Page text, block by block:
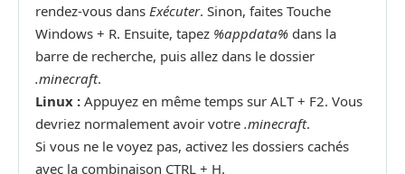
rendez-vous dans Exécuter. Sinon, faites Touche
Windows + R. Ensuite, tapez %appdata% dans la
barre de recherche, puis allez dans le dossier
.minecraft.
Linux : Appuyez en même temps sur ALT + F2. Vous
devriez normalement avoir votre .minecraft.
Si vous ne le voyez pas, activez les dossiers cachés
avec la combinaison CTRL + H.